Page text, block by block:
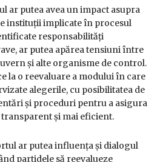
ar putea avea un impact asupra
instituții implicate în procesul
responsabilități
ar putea apărea tensiuni între
și alte organisme de control.
la o reevaluare a modului în care
alegerile, cu posibilitatea de
și proceduri pentru a asigura
și mai eficient.
ar putea influența și dialogul
partidele să reevalueze